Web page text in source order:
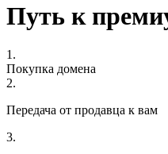
Путь к
1.
Покупка домена
2.
Передача от продавца к вам
3.